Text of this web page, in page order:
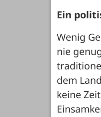
Ein
Wenig
nie
dem
keine